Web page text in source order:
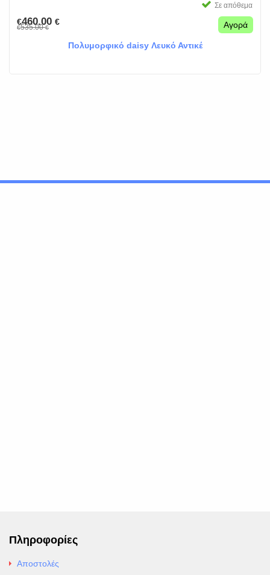
Σε απόθεμα
€460.00 €
€535.00€ Αγορά
Πολυμορφικό daisy Λευκό Αντικέ
Πληροφορίες
Αποστολές